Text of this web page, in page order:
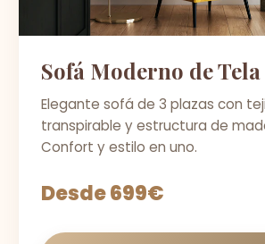
Sofá Moderno de Tela
Elegante sofá de 3 plazas con
transpirable y estructura de
Confort y estilo en uno.
Desde 699€